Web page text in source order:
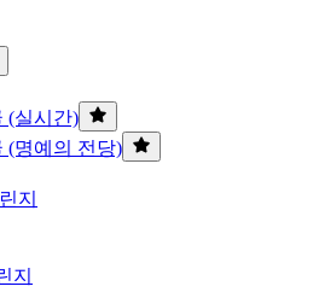
(실시간)
(명예의 전당)
지
지